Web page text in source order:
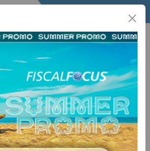
Il Quotidiano Editoriali
sostituisce il
Gigliotti